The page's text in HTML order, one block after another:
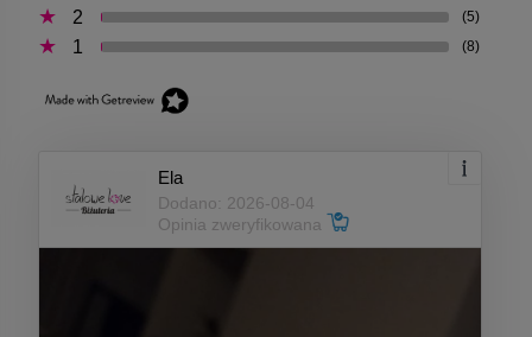
2 (5)
1 (8)
Ela
Dodano: 2026-08-04
Opinia zweryfikowana